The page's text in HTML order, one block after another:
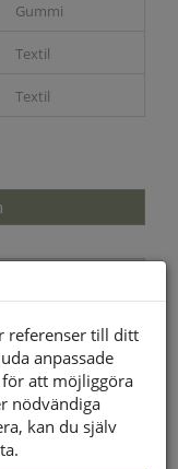
Gummi
Textil
Textil
SVERIGE
referenser till ditt
anpassade
att möjliggöra
nödvändiga
kan du själv